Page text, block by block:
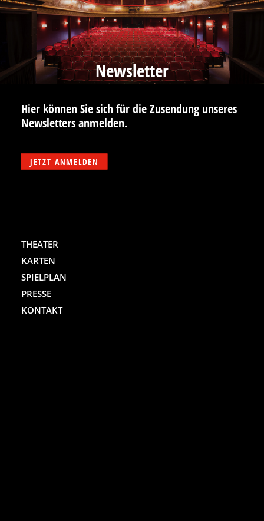
Newsletter
Hier können Sie sich für die Zusendung unseres
Newsletters anmelden.
JETZT ANMELDEN
THEATER
KARTEN
SPIELPLAN
PRESSE
KONTAKT